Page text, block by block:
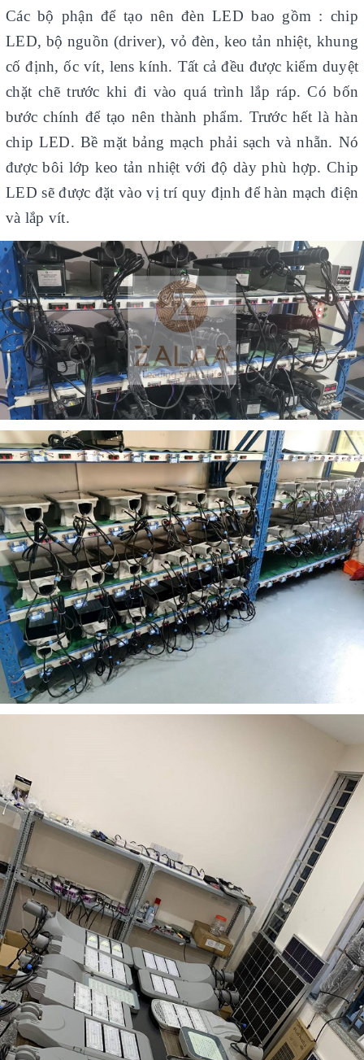
Các bộ phận để tạo nên đèn LED bao gồm : chip
LED, bộ nguồn (driver), vỏ đèn, keo tản nhiệt, khung
cố định, ốc vít, lens kính. Tất cả đều được kiểm duyệt
chặt chẽ trước khi đi vào quá trình lắp ráp. Có bốn
bước chính để tạo nên thành phẩm. Trước hết là hàn
chip LED. Bề mặt bảng mạch phải sạch và nhẵn. Nó
được bôi lớp keo tản nhiệt với độ dày phù hợp. Chip
LED sẽ được đặt vào vị trí quy định để hàn mạch điện
và lắp vít.